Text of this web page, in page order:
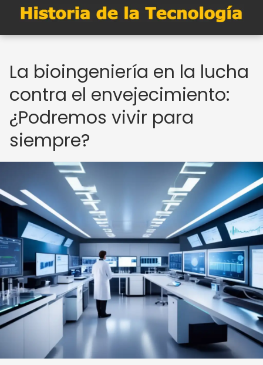
La bioingeniería en la lucha
contra el envejecimiento:
¿Podremos vivir para
siempre?